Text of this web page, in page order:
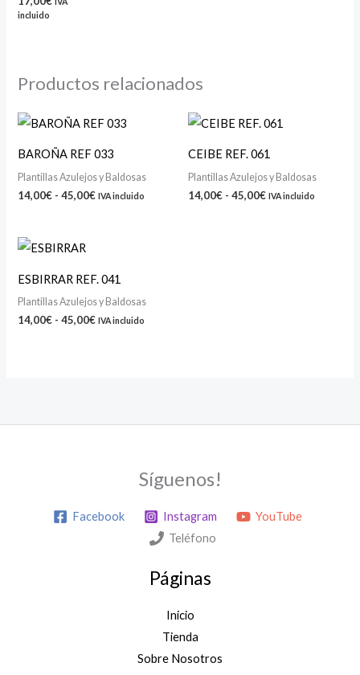
incluido
Productos relacionados
BAROÑA REF 033
Plantillas Azulejos y Baldosas
14,00€ - 45,00€
Rango
de
desde
14,00€
hasta
45,00€
IVA incluido
CEIBE REF. 061
Plantillas Azulejos y Baldosas
14,00€ - 45,00€
Rango
de
desde
14,00€
hasta
45,00€
IVA incluido
ESBIRRAR REF. 041
Plantillas Azulejos y Baldosas
14,00€ - 45,00€
desde
14,00€
hasta
45,00€
IVA incluido
Síguenos!
Facebook Instagram
YouTube
Teléfono
Páginas
Inicio
Tienda
Sobre Nosotros